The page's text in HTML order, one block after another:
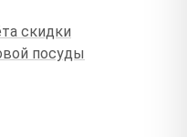
скидки
посуды